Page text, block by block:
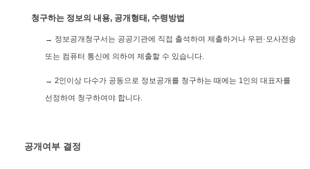
청구하는 정보의 내용, 공개형태, 수령방법
→ 정보공개청구서는 공공기관에 직접 출석하여 제출하거나 우편·모사전송
또는 컴퓨터 통신에 의하여 제출할 수 있습니다.
→ 2인이상 다수가 공동으로 정보공개를 청구하는 때에는 1인의 대표자를
선정하여 청구하여야 합니다.
공개여부 결정